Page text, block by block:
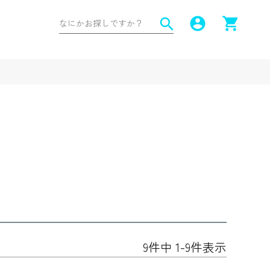
search account_circle shopping_cart
9件中 1-9件表示